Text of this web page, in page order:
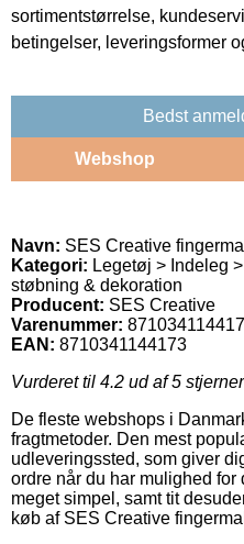
sortimentstørrelse,
betingelser, leveringsformer
Bedst
Webshop
Navn: SES Creative
Kategori: Legetøj > Indeleg
støbning & dekoration
Producent: SES Creative
Varenummer:
EAN: 8710341144173
Vurderet til 4.2 ud af 5
De fleste webshops i
fragtmetoder. Den mest
udleveringssted, som giver
ordre når du har mulighed
meget simpel, samt tit
køb af SES Creative